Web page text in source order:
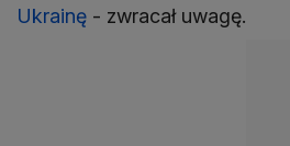
Ukrainę - zwracał uwagę.